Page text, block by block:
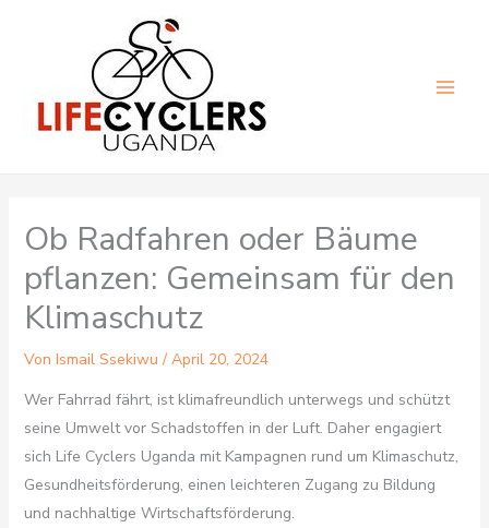
Ob Radfahren oder Bäume
pflanzen: Gemeinsam für den
Klimaschutz
Von Ismail Ssekiwu / April 20, 2024
Wer Fahrrad fährt, ist klimafreundlich unterwegs und schützt
seine Umwelt vor Schadstoffen in der Luft. Daher engagiert
sich Life Cyclers Uganda mit Kampagnen rund um Klimaschutz,
Gesundheitsförderung, einen leichteren Zugang zu Bildung
und nachhaltige Wirtschaftsförderung.